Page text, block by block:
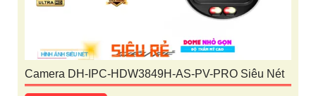
Camera DH-IPC-HDW3849H-AS-PV-PRO Siêu Nét